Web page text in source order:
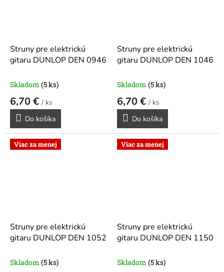
Struny pre elektrickú
gitaru DUNLOP DEN 0946
Skladom (5 ks)
6,70 € / ks
Do košíka
Struny pre elektrickú
gitaru DUNLOP DEN 1046
Skladom (5 ks)
6,70 € / ks
Do košíka
Viac za menej
Struny pre elektrickú
gitaru DUNLOP DEN 1052
Skladom (5 ks)
Viac za menej
Struny pre elektrickú
gitaru DUNLOP DEN 1150
Skladom (5 ks)